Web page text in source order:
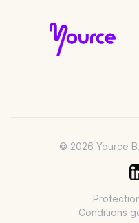
© 2026 Yource
Conditions